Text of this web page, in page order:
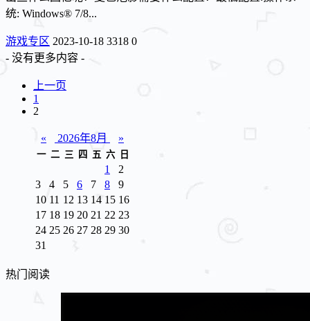
统: Windows® 7/8...
游戏专区 2023-10-18 3318 0
- 没有更多内容 -
上一页
1
2
« 2026年8月 »
一 二 三 四 五 六 日
1
2
3
4 5 6 7 8
9
10 11 12 13 14 15 16
17 18 19 20 21 22 23
24 25 26 27 28 29 30
31
热门阅读